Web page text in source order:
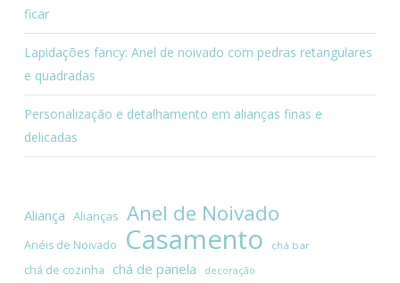
ficar
Lapidações fancy: Anel de noivado com pedras retangulares
e quadradas
Personalização e detalhamento em alianças finas e
delicadas
Aliança Alianças Anel de Noivado
Anéis de Noivado Casamento chá bar
chá de cozinha chá de panela decoração